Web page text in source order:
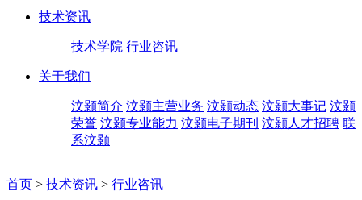
技术资讯
技术学院 行业咨讯
关于我们
汶颢简介 汶颢主营业务 汶颢动态 汶颢大事记 汶颢
荣誉 汶颢专业能力 汶颢电子期刊 汶颢人才招聘 联
系汶颢
首页 > 技术资讯 > 行业咨讯